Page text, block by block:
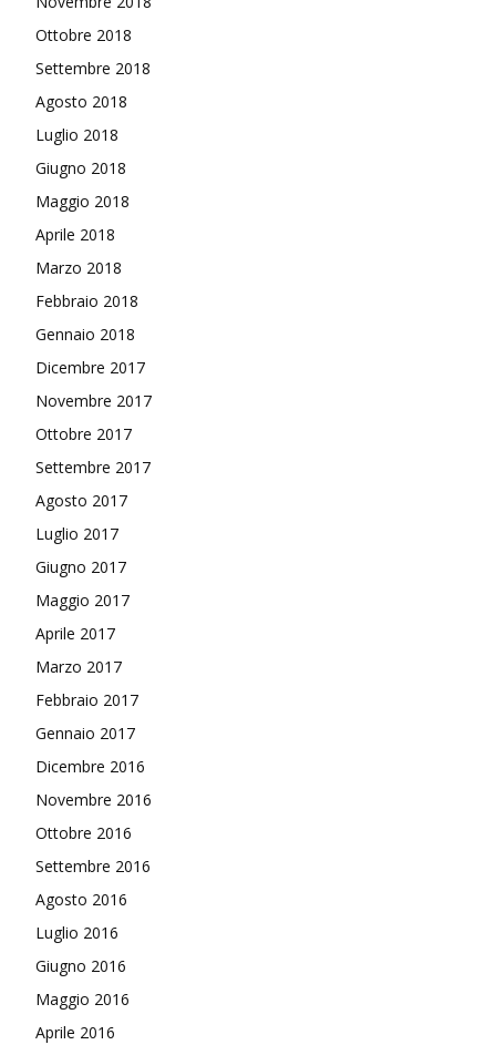
Ottobre 2018
Settembre 2018
Agosto 2018
Luglio 2018
Giugno 2018
Maggio 2018
Aprile 2018
Marzo 2018
Febbraio 2018
Gennaio 2018
Dicembre 2017
Novembre 2017
Ottobre 2017
Settembre 2017
Agosto 2017
Luglio 2017
Giugno 2017
Maggio 2017
Aprile 2017
Marzo 2017
Febbraio 2017
Gennaio 2017
Dicembre 2016
Novembre 2016
Ottobre 2016
Settembre 2016
Agosto 2016
Luglio 2016
Giugno 2016
Maggio 2016
Aprile 2016